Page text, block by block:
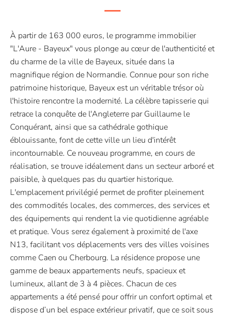
À partir de 163 000 euros, le programme immobilier
"L'Aure - Bayeux" vous plonge au cœur de l'authenticité et
du charme de la ville de Bayeux, située dans la
magnifique région de Normandie. Connue pour son riche
patrimoine historique, Bayeux est un véritable trésor où
l'histoire rencontre la modernité. La célèbre tapisserie qui
retrace la conquête de l'Angleterre par Guillaume le
Conquérant, ainsi que sa cathédrale gothique
éblouissante, font de cette ville un lieu d'intérêt
incontournable. Ce nouveau programme, en cours de
réalisation, se trouve idéalement dans un secteur arboré et
paisible, à quelques pas du quartier historique.
L'emplacement privilégié permet de profiter pleinement
des commodités locales, des commerces, des services et
des équipements qui rendent la vie quotidienne agréable
et pratique. Vous serez également à proximité de l'axe
N13, facilitant vos déplacements vers des villes voisines
comme Caen ou Cherbourg. La résidence propose une
gamme de beaux appartements neufs, spacieux et
lumineux, allant de 3 à 4 pièces. Chacun de ces
appartements a été pensé pour offrir un confort optimal et
dispose d’un bel espace extérieur privatif, que ce soit sous